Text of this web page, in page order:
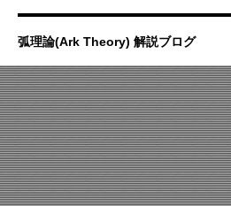
弧理論(Ark Theory) 解説ブログ